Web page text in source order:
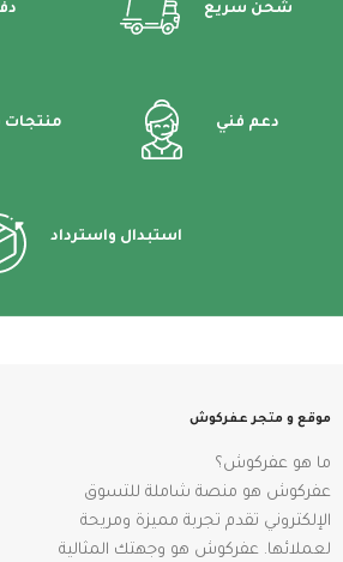
شحن سريع
دعم فني
استبدال واسترداد
موقع و متجر عفركوش
ما هو عفركوش؟
عفركوش هو منصة شاملة للتسوق
الإلكتروني تقدم تجربة مميزة ومريحة
لعملائها. عفركوش هو وجهتك المثالية